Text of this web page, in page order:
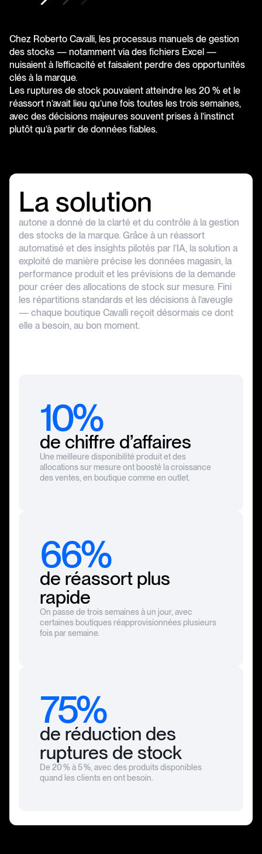
Chez Roberto Cavalli, les processus manuels de gestion
des stocks — notamment via des fichiers Excel —
nuisaient à l’efficacité et faisaient perdre des opportunités
clés à la marque.
Les ruptures de stock pouvaient atteindre les 20 % et le
réassort n’avait lieu qu’une fois toutes les trois semaines,
avec des décisions majeures souvent prises à l’instinct
plutôt qu’à partir de données fiables.
La solution
autone a donné de la clarté et du contrôle à la gestion
des stocks de la marque. Grâce à un réassort
automatisé et des insights pilotés par l’IA, la solution a
exploité de manière précise les données magasin, la
performance produit et les prévisions de la demande
pour créer des allocations de stock sur mesure. Fini
les répartitions standards et les décisions à l’aveugle
— chaque boutique Cavalli reçoit désormais ce dont
elle a besoin, au bon moment.
10%
de chiffre d’affaires
Une meilleure disponibilité produit et des
allocations sur mesure ont boosté la croissance
des ventes, en boutique comme en outlet.
66%
de réassort plus
rapide
On passe de trois semaines à un jour, avec
certaines boutiques réapprovisionnées plusieurs
fois par semaine.
75%
de réduction des
ruptures de stock
De 20 % à 5 %, avec des produits disponibles
quand les clients en ont besoin.